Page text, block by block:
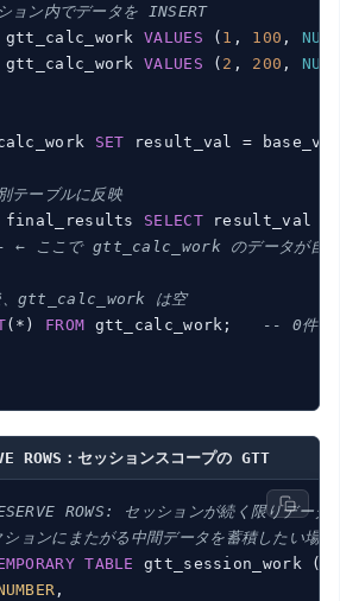
ョン内でデータを INSERT
gtt_calc_work VALUES ( 1 , 100 ,
gtt_calc_work VALUES ( 2 , 200 ,
SET result_val =
テーブルに反映
final_results SELECT result_val
← ここで gtt_calc_work のデータが自動
、gtt_calc_work は空
(*) FROM gtt_calc_work;
-- 0件
ROWS：セッションスコープの GTT
ROWS: セッションが続く限りデータ
ョンにまたがる中間データを蓄積したい場合
TABLE
gtt_session_work (
,